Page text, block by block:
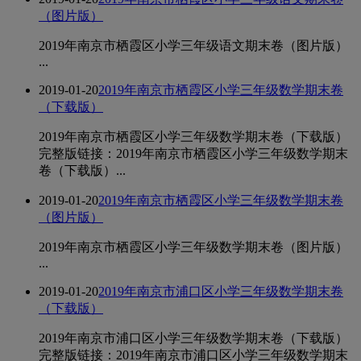
（图片版）
2019年南京市栖霞区小学三年级语文期末卷（图片版）
...
2019-01-202019年南京市栖霞区小学三年级数学期末卷
（下载版）
2019年南京市栖霞区小学三年级数学期末卷（下载版）
完整版链接：2019年南京市栖霞区小学三年级数学期末
卷（下载版）...
2019-01-202019年南京市栖霞区小学三年级数学期末卷
（图片版）
2019年南京市栖霞区小学三年级数学期末卷（图片版）
...
2019-01-202019年南京市浦口区小学三年级数学期末卷
（下载版）
2019年南京市浦口区小学三年级数学期末卷（下载版）
完整版链接：2019年南京市浦口区小学三年级数学期末